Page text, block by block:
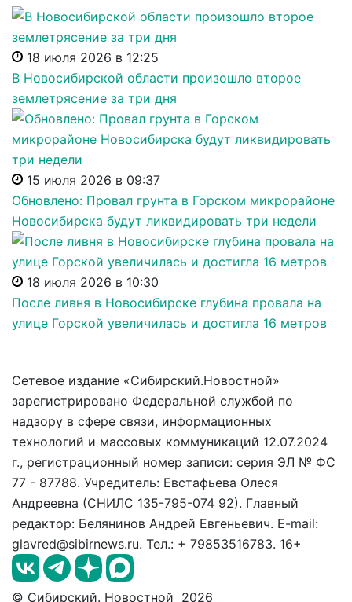
18 июля 2026 в 12:25
В Новосибирской области произошло второе
землетрясение за три дня
15 июля 2026 в 09:37
Обновлено: Провал грунта в Горском микрорайоне
Новосибирска будут ликвидировать три недели
18 июля 2026 в 10:30
После ливня в Новосибирске глубина провала на
улице Горской увеличилась и достигла 16 метров
Сетевое издание «Сибирский.Новостной»
зарегистрировано Федеральной службой по
надзору в сфере связи, информационных
технологий и массовых коммуникаций 12.07.2024
г., регистрационный номер записи: серия ЭЛ № ФС
77 - 87788. Учредитель: Евстафьева Олеся
Андреевна (СНИЛС 135-795-074 92). Главный
редактор: Белянинов Андрей Евгеньевич. E-mail:
glavred@sibirnews.ru. Тел.: + 79853516783. 16+
© Сибирский. Новостной 2026